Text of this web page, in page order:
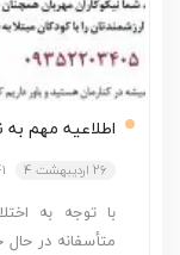
اطلاعیه مهم
26 اردیبهشت 4
با توجه به
متأسفانه در حال